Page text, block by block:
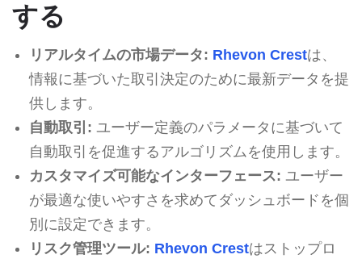
する
リアルタイムの市場データ: Rhevon Crestは、
情報に基づいた取引決定のために最新データを提
供します。
自動取引: ユーザー定義のパラメータに基づいて
自動取引を促進するアルゴリズムを使用します。
カスタマイズ可能なインターフェース: ユーザー
が最適な使いやすさを求めてダッシュボードを個
別に設定できます。
リスク管理ツール: Rhevon Crestはストップロ